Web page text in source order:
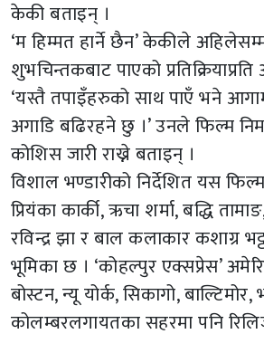
केकी बताइन् ।
‘म हिम्मत हार्ने छैन’ केकीले
शुभचिन्तकबाट पाएको
‘यस्तै तपाइँहरुको साथ पाएँ भने
अगाडि बढिरहने छु ।’ उनले फिल्म
कोशिस जारी राख्ने बताइन् ।
विशाल भण्डारीको निर्देशित यस
प्रियंका कार्की, ऋचा शर्मा, बद्धि
रविन्द्र झा र बाल कलाकार कशाग्र
भूमिका छ । ‘कोहल्पुर एक्सप्रेस’
बोस्टन, न्यू योर्क, सिकागो, बाल्टिमोर,
कोलम्बरलगायतका सहरमा पनि